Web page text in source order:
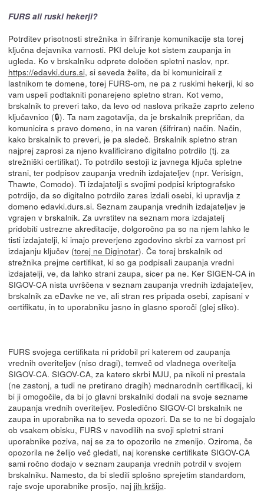
FURS ali ruski hekerji?
Potrditev prisotnosti strežnika in šifriranje komunikacije sta torej
ključna dejavnika varnosti. PKI deluje kot sistem zaupanja in
ugleda. Ko v brskalniku odprete določen spletni naslov, npr.
https://edavki.durs.si, si seveda želite, da bi komunicirali z
lastnikom te domene, torej FURS-om, ne pa z ruskimi hekerji, ki so
vam uspeli podtakniti ponarejeno spletno stran. Kot vemo,
brskalnik to preveri tako, da levo od naslova prikaže zaprto zeleno
ključavnico (🔒). Ta nam zagotavlja, da je brskalnik prepričan, da
komunicira s pravo domeno, in na varen (šifriran) način. Način,
kako brskalnik to preveri, je pa sledeč. Brskalnik spletno stran
najprej zaprosi za njeno kvalificirano digitalno potrdilo (tj. za
strežniški certifikat). To potrdilo sestoji iz javnega ključa spletne
strani, ter podpisov zaupanja vrednih izdajateljev (npr. Verisign,
Thawte, Comodo). Ti izdajatelji s svojimi podpisi kriptografsko
potrdijo, da so digitalno potrdilo zares izdali osebi, ki upravlja z
domeno edavki.durs.si. Seznam zaupanja vrednih izdajateljev je
vgrajen v brskalnik. Za uvrstitev na seznam mora izdajatelj
pridobiti ustrezne akreditacije, dolgoročno pa so na njem lahko le
tisti izdajatelji, ki imajo preverjeno zgodovino skrbi za varnost pri
izdajanju ključev (torej ne Diginotar). Če torej brskalnik od
strežnika prejme certifikat, ki so ga podpisali zaupanja vredni
izdajatelji, ve, da lahko strani zaupa, sicer pa ne. Ker SIGEN-CA in
SIGOV-CA nista uvrščena v seznam zaupanja vrednih izdajateljev,
brskalnik za eDavke ne ve, ali stran res pripada osebi, zapisani v
certifikatu, in to uporabniku jasno in glasno sporoči (glej sliko).
FURS svojega certifikata ni pridobil pri katerem od zaupanja
vrednih overiteljev (niso dragi), temveč od vladnega overitelja
SIGOV-CA. SIGOV-CA, za katero skrbi MJU, pa nikoli ni prestala
(ne zastonj, a tudi ne pretirano dragih) mednarodnih certifikacij, ki
bi ji omogočile, da bi jo glavni brskalniki dodali na svoje sezname
zaupanja vrednih overiteljev. Posledično SIGOV-CI brskalnik ne
zaupa in uporabnika na to seveda opozori. Da se to ne bi dogajalo
ob vsakem obisku, FURS v navodilih na svoji spletni strani
uporabnike poziva, naj se za to opozorilo ne zmenijo. Oziroma, če
opozorila ne želijo več gledati, naj korenske certifikate SIGOV-CA
sami ročno dodajo v seznam zaupanja vrednih potrdil v svojem
brskalniku. Namesto, da bi sledili splošno sprejetim standardom,
raje svoje uporabnike prosijo, naj jih kršijo.